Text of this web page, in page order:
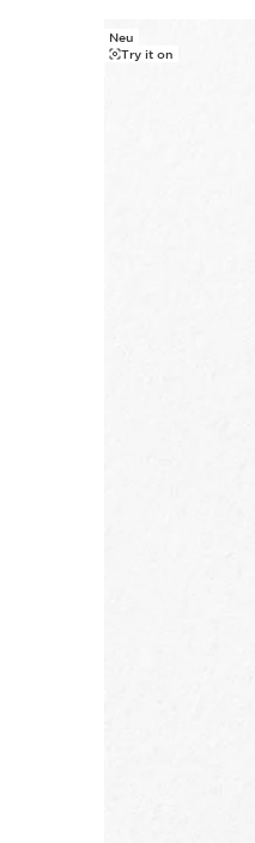
Neu
Try it on